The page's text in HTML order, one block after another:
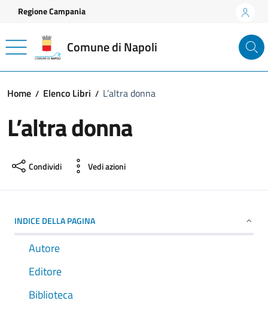
Vai ai contenuti
Vai al footer
Regione Campania
Comune di Napoli
Home Elenco Libri L’altra donna
L’altra donna
Condividi Vedi azioni
INDICE DELLA PAGINA
Autore
Editore
Biblioteca